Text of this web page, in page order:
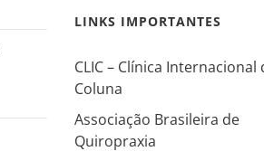
LINKS IMPORTANTES
CLIC – Clínica Internacional
Coluna
Associação Brasileira de
Quiropraxia